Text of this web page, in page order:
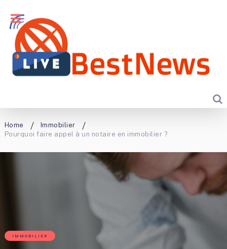
Home
Immobilier
Pourquoi faire appel à un notaire en immobilier ?
IMMOBILIER